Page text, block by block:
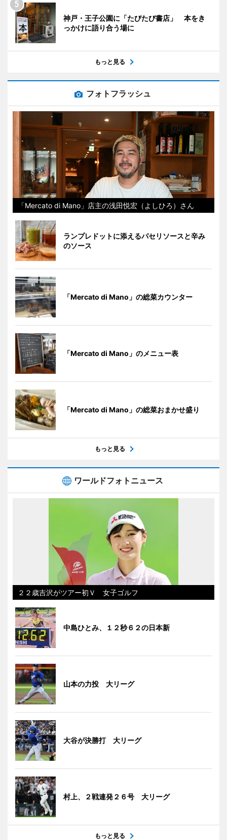
神戸・王子公園に「たびたび書店」 本をき
っかけに語り合う場に
もっと見る
フォトフラッシュ
「Mercato di Mano」店主の浅田悦宏（よしひろ）さん
ランプレドットに添えるパセリソースと辛み
のソース
「Mercato di Mano」の総菜カウンター
「Mercato di Mano」のメニュー表
「Mercato di Mano」の総菜おまかせ盛り
もっと見る
ワールドフォトニュース
２２歳吉沢がツアー初Ｖ 女子ゴルフ
中島ひとみ、１２秒６２の日本新
山本の力投 大リーグ
大谷が決勝打 大リーグ
村上、２戦連発２６号 大リーグ
もっと見る